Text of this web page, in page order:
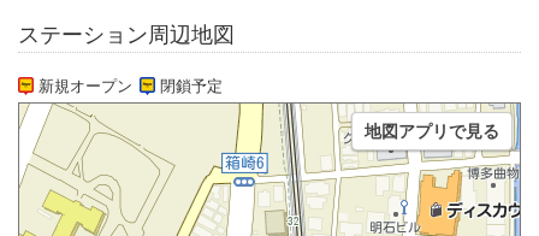
ステーション周辺地図
新規オープン 閉鎖予定
地図アプリで見る